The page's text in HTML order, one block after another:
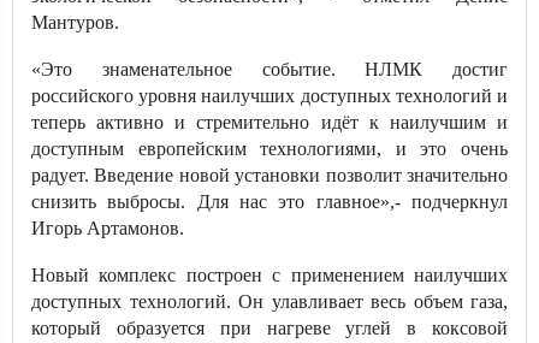
Мантуров.
«Это знаменательное событие. НЛМК достиг
российского уровня наилучших доступных технологий и
теперь активно и стремительно идёт к наилучшим и
доступным европейским технологиями, и это очень
радует. Введение новой установки позволит значительно
снизить выбросы. Для нас это главное»,- подчеркнул
Игорь Артамонов.
Новый комплекс построен с применением наилучших
доступных технологий. Он улавливает весь объем газа,
который образуется при нагреве углей в коксовой